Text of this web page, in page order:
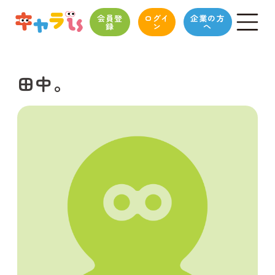
会員登
録
ログイ
ン
企業の方
へ
田中。